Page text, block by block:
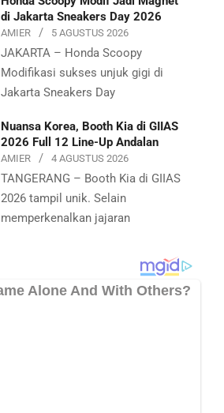
di Jakarta Sneakers Day 2026
AMIER 5 AGUSTUS 2026
JAKARTA – Honda Scoopy
Modifikasi sukses unjuk gigi di
Jakarta Sneakers Day
Nuansa Korea, Booth Kia di GIIAS
2026 Full 12 Line-Up Andalan
AMIER 4 AGUSTUS 2026
TANGERANG – Booth Kia di GIIAS
2026 tampil unik. Selain
memperkenalkan jajaran